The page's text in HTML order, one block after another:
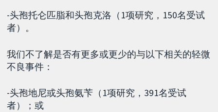
-头孢托仑匹脂和头孢克洛（1项研究，150名受试
者）。
我们不了解是否有更多或更少的与以下相关的轻微
不良事件：
-头孢地尼或头孢氨苄（1项研究，391名受试
者）；或